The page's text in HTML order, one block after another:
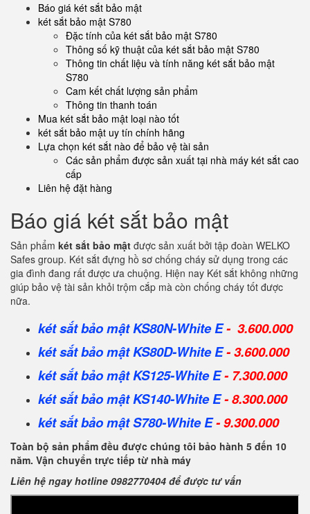
Báo giá két sắt bảo mật
két sắt bảo mật S780
Đặc tính của két sắt bảo mật S780
Thông số kỹ thuật của két sắt bảo mật S780
Thông tin chất liệu và tính năng két sắt bảo mật
S780
Cam kết chất lượng sản phẩm
Thông tin thanh toán
Mua két sắt bảo mật loại nào tốt
két sắt bảo mật uy tín chính hãng
Lựa chọn két sắt nào để bảo vệ tài sản
Các sản phẩm được sản xuất tại nhà máy két sắt cao
cấp
Liên hệ đặt hàng
Báo giá két sắt bảo mật
Sản phẩm két sắt bảo mật được sản xuất bởi tập đoàn WELKO
Safes group. Két sắt đựng hồ sơ chống cháy sử dụng trong các
gia đình đang rất được ưa chuộng. Hiện nay Két sắt không những
giúp bảo vệ tài sản khỏi trộm cắp mà còn chống cháy tốt được
nữa.
két sắt bảo mậtKS80N-White E- 3.600.000
két sắt bảo mật KS80D-White E- 3.600.000
két sắt bảo mật KS125-White E- 7.300.000
két sắt bảo mật KS140-White E- 8.300.000
két sắt bảo mật S780-White E- 9.300.000
Toàn bộ sản phẩm đều được chúng tôi bảo hành 5 đến 10
năm. Vận chuyển trực tiếp từ nhà máy
Liên hệ ngay hotline 0982770404 để được tư vấn